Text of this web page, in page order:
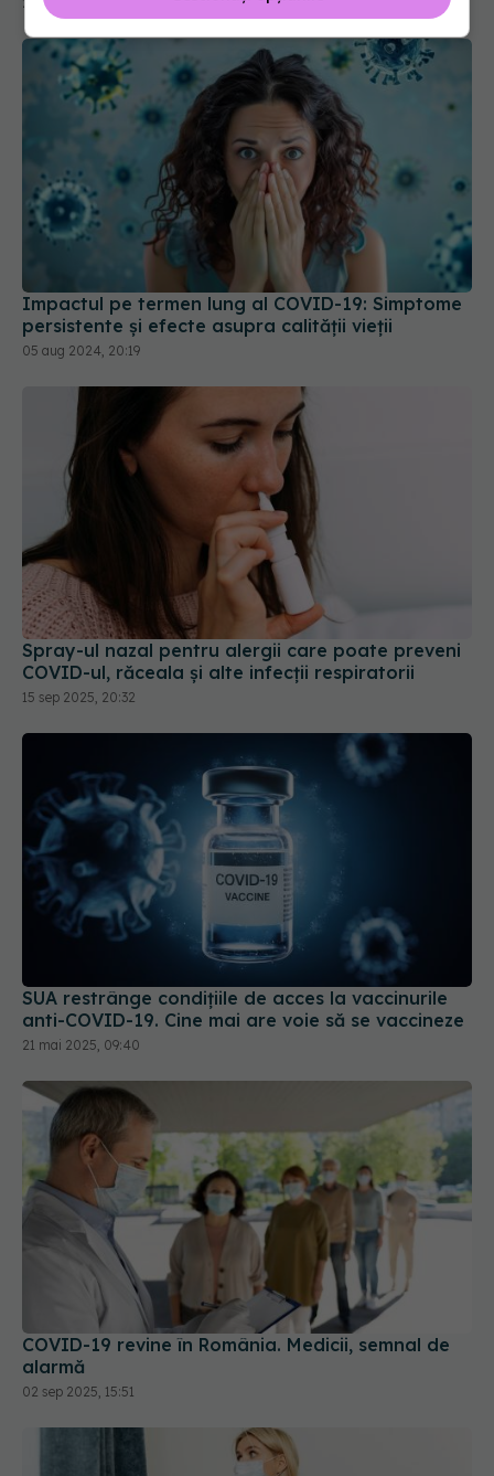
Impactul pe termen lung al COVID-19: Simptome
persistente și efecte asupra calității vieții
05 aug 2024, 20:19
Spray-ul nazal pentru alergii care poate preveni
COVID-ul, răceala și alte infecții respiratorii
15 sep 2025, 20:32
SUA restrânge condiţiile de acces la vaccinurile
anti-COVID-19. Cine mai are voie să se vaccineze
21 mai 2025, 09:40
COVID-19 revine în România. Medicii, semnal de
alarmă
02 sep 2025, 15:51